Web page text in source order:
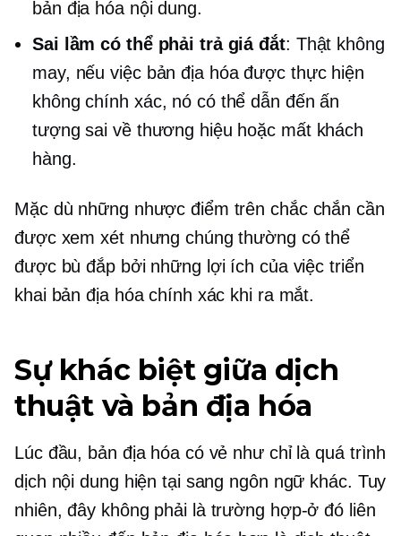
bản địa hóa nội dung.
Sai lầm có thể phải trả giá đắt: Thật không
may, nếu việc bản địa hóa được thực hiện
không chính xác, nó có thể dẫn đến ấn
tượng sai về thương hiệu hoặc mất khách
hàng.
Mặc dù những nhược điểm trên chắc chắn cần
được xem xét nhưng chúng thường có thể
được bù đắp bởi những lợi ích của việc triển
khai bản địa hóa chính xác khi ra mắt.
Sự khác biệt giữa dịch
thuật và bản địa hóa
Lúc đầu, bản địa hóa có vẻ như chỉ là quá trình
dịch nội dung hiện tại sang ngôn ngữ khác. Tuy
nhiên, đây không phải là trường hợp-ở đó liên